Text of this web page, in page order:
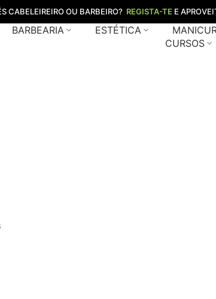
CABELEIREIRO OU BARBEIRO? REGISTA-TE E
BARBEARIA ESTÉTICA
CURSOS